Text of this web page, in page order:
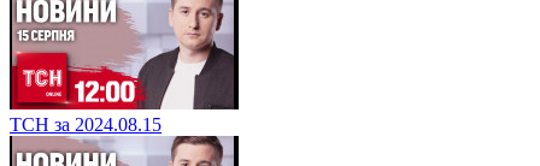
ТСН за 2024.08.15